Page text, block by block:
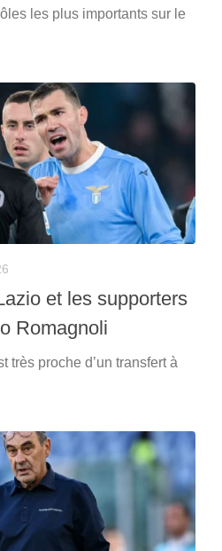
les plus importants sur le
et les supporters
Romagnoli
très proche d’un transfert à